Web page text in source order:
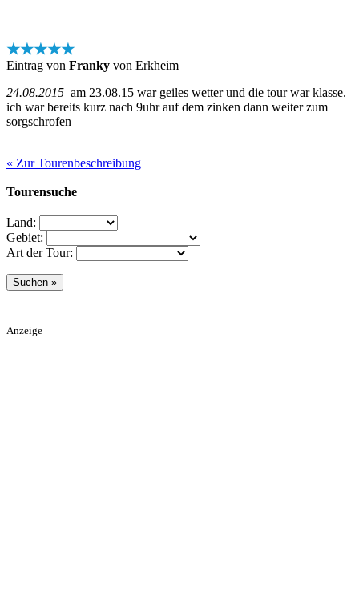
★★★★★
Eintrag von Franky von Erkheim
24.08.2015 am 23.08.15 war geiles wetter und die tour war klasse.
ich war bereits kurz nach 9uhr auf dem zinken dann weiter zum
sorgschrofen
« Zur Tourenbeschreibung
Tourensuche
Land:
Gebiet:
Art der Tour:
Anzeige